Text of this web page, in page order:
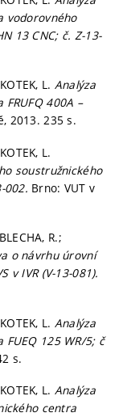
vodorovného
13 CNC; č. Z-13-
L. Analýza
400A –
2013. 235 s.
L.
soustružnického
002. Brno: VUT v
R.;
o návrhu úrovní
v IVR (V-13-081).
L. Analýza
125 WR/5; č
s.
L. Analýza
centra